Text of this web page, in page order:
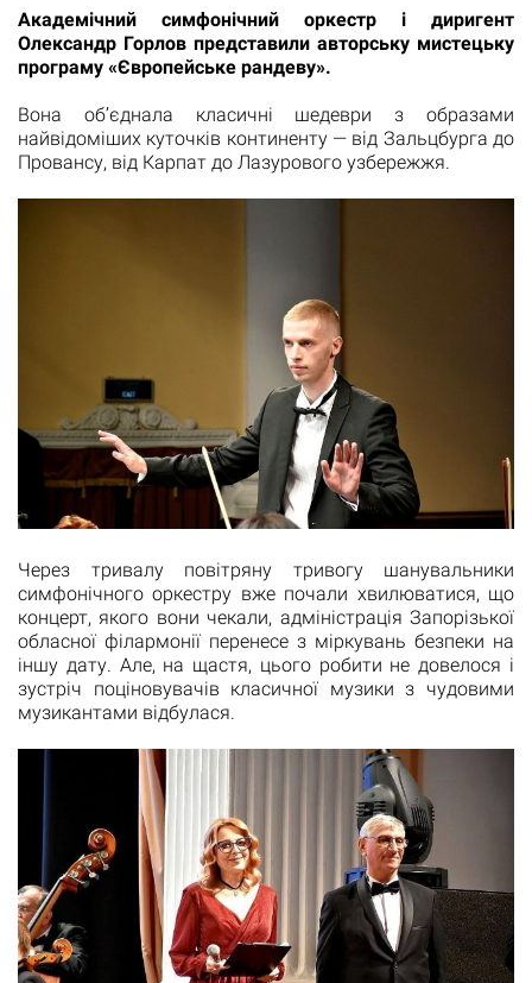
Академічний симфонічний оркестр і диригент
Олександр Горлов представили авторську мистецьку
програму «Європейське рандеву».
Вона об’єднала класичні шедеври з образами
найвідоміших куточків континенту — від Зальцбурга до
Провансу, від Карпат до Лазурового узбережжя.
Через тривалу повітряну тривогу шанувальники
симфонічного оркестру вже почали хвилюватися, що
концерт, якого вони чекали, адміністрація Запорізької
обласної філармонії перенесе з міркувань безпеки на
іншу дату. Але, на щастя, цього робити не довелося і
зустріч поціновувачів класичної музики з чудовими
музикантами відбулася.